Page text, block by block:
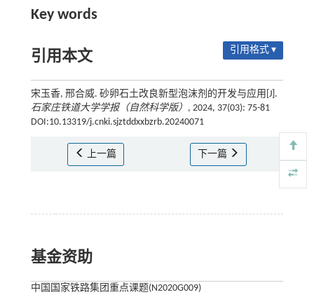
Key words
引用本文 引用格式 ▾
宋玉香, 邢合威. 砂卵石土改良新型泡沫剂的开发与应用[J].
石家庄铁道大学学报（自然科学版） , 2024, 37(03): 75-81
DOI:10.13319/j.cnki.sjztddxxbzrb.20240071
上一篇 下一篇
基金资助
中国国家铁路集团重点课题(N2020G009)